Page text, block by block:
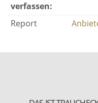
verfassen:
Report